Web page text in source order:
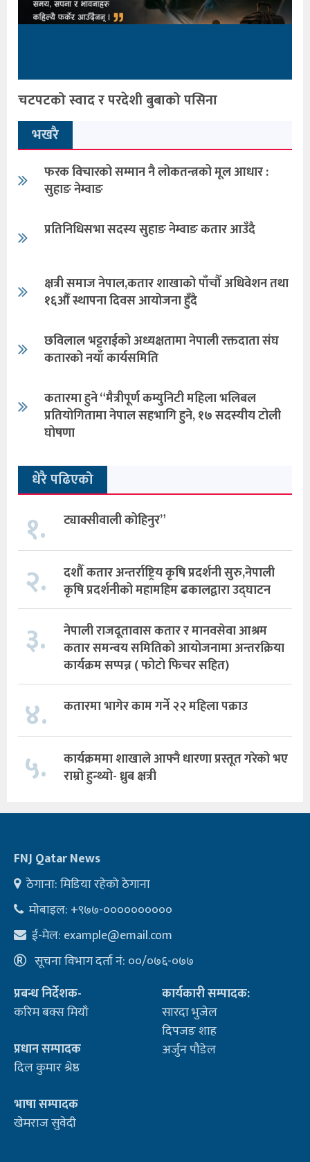
चटपटको स्वाद र परदेशी बुबाको पसिना
भखरै
फरक विचारको सम्मान नै लोकतन्त्रको मूल आधार :
सुहाङ नेम्वाङ
प्रतिनिधिसभा सदस्य सुहाङ नेम्वाङ कतार आउँदै
क्षत्री समाज नेपाल,कतार शाखाको पाँचौँ अधिवेशन तथा
१६औँ स्थापना दिवस आयोजना हुँदै
छविलाल भट्टराईको अध्यक्षतामा नेपाली रक्तदाता संघ
कतारको नयाँ कार्यसमिति
कतारमा हुने “मैत्रीपूर्ण कम्युनिटी महिला भलिबल
प्रतियोगितामा नेपाल सहभागि हुने, १७ सदस्यीय टोली
घोषणा
धेरै पढिएको
१. ट्याक्सीवाली कोहिनुर”
२.
दशौँ कतार अन्तर्राष्ट्रिय कृषि प्रदर्शनी सुरु,नेपाली
कृषि प्रदर्शनीको महामहिम ढकालद्वारा उद्घाटन
३.
नेपाली राजदूतावास कतार र मानवसेवा आश्रम
कतार समन्वय समितिको आयोजनामा अन्तरक्रिया
कार्यक्रम सप्पन्न ( फोटो फिचर सहित)
४. कतारमा भागेर काम गर्ने २२ महिला पक्राउ
५.
कार्यक्रममा शाखाले आफ्नै धारणा प्रस्तूत गरेको भए
राम्रो हुन्थ्यो- ध्रुब क्षत्री
FNJ Qatar News
ठेगाना: मिडिया रहेको ठेगाना
मोबाइल: +९७७-००००००००००
ई-मेल: example@email.com
सूचना विभाग दर्ता नं: ००/०७६-०७७
प्रबन्ध निर्देशक-
करिम बक्स मियाँ
प्रधान सम्पादक
दिल कुमार श्रेष्ठ
भाषा सम्पादक
खेमराज सुवेदी
कार्यकारी सम्पादक:
सारदा भुजेल
दिपजङ शाह
अर्जुन पौडेल